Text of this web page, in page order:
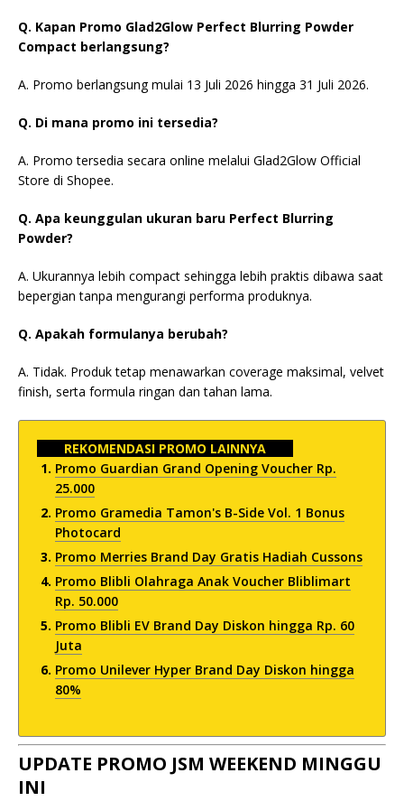
Q. Kapan Promo Glad2Glow Perfect Blurring Powder
Compact berlangsung?
A. Promo berlangsung mulai 13 Juli 2026 hingga 31 Juli 2026.
Q. Di mana promo ini tersedia?
A. Promo tersedia secara online melalui Glad2Glow Official
Store di Shopee.
Q. Apa keunggulan ukuran baru Perfect Blurring
Powder?
A. Ukurannya lebih compact sehingga lebih praktis dibawa saat
bepergian tanpa mengurangi performa produknya.
Q. Apakah formulanya berubah?
A. Tidak. Produk tetap menawarkan coverage maksimal, velvet
finish, serta formula ringan dan tahan lama.
REKOMENDASI PROMO LAINNYA
Promo Guardian Grand Opening Voucher Rp.
25.000
Promo Gramedia Tamon's B-Side Vol. 1 Bonus
Photocard
Promo Merries Brand Day Gratis Hadiah Cussons
Promo Blibli Olahraga Anak Voucher Bliblimart
Rp. 50.000
Promo Blibli EV Brand Day Diskon hingga Rp. 60
Juta
Promo Unilever Hyper Brand Day Diskon hingga
80%
UPDATE PROMO JSM WEEKEND MINGGU
INI